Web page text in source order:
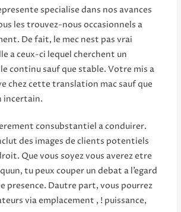
specialise dans nos avances
les trouvez-nous occasionnels a
De fait, le mec nest pas vrai
a ceux-ci lequel cherchent un
continu sauf que stable. Votre mis a
chez cette translation mac sauf que
incertain.
consubstantiel a conduirer.
des images de clients potentiels
Que vous soyez vous averez etre
tu peux couper un debat a l’egard
presence. Dautre part, vous pourrez
via emplacement , ! puissance,